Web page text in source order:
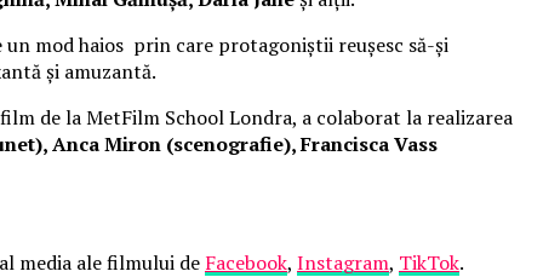
un mod haios prin care protagoniștii reușesc să-și
și amuzantă.
de la MetFilm School Londra, a colaborat la realizarea
Anca Miron (scenografie), Francisca Vass
media ale filmului de Facebook, Instagram, TikTok.